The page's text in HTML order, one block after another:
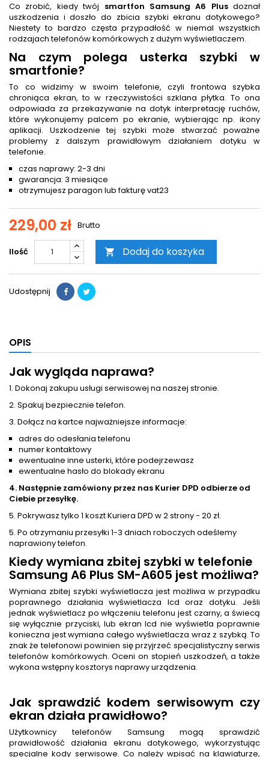
Co zrobić, kiedy twój smartfon Samsung A6 Plusdoznał
uszkodzenia i doszło do zbicia szybki ekranu dotykowego?
Niestety to bardzo częsta przypadłość w niemal wszystkich
rodzajach telefonów komórkowych z dużym wyświetlaczem.
Na czym polega usterka szybki w
smartfonie?
To co widzimy w swoim telefonie, czyli frontowa szybka
chroniąca ekran, to w rzeczywistości szklana płytka. To ona
odpowiada za przekazywanie na dotyk interpretację ruchów,
które wykonujemy palcem po ekranie, wybierając np. ikony
aplikacji. Uszkodzenie tej szybki może stwarzać poważne
problemy z dalszym prawidłowym działaniem dotyku w
telefonie.
czas naprawy: 2-3 dni
gwarancja: 3 miesiące
otrzymujesz paragon lub fakturę vat23
229,00 zł Brutto
Ilość  Dodaj do koszyka
Udostępnij
OPIS
Jak wygląda naprawa?
1. Dokonaj zakupu usługi serwisowej na naszej stronie.
2. Spakuj bezpiecznie telefon.
3. Dołącz na kartce najważniejsze informacje:
adres do odesłania telefonu
numer kontaktowy
ewentualne inne usterki, które podejrzewasz
ewentualne hasło do blokady ekranu
4. Następnie zamówiony przez nas Kurier DPD odbierze od
Ciebie przesyłkę.
5. Pokrywasz tylko 1 koszt Kuriera DPD w 2 strony - 20 zł.
5. Po otrzymaniu przesyłki 1-3 dniach roboczych odeślemy
naprawiony telefon.
Kiedy wymiana zbitej szybki w telefonie
Samsung A6 Plus SM-A605 jest możliwa?
Wymiana zbitej szybki wyświetlacza jest możliwa w przypadku
poprawnego działania wyświetlacza lcd oraz dotyku. Jeśli
jednak wyświetlacz po włączeniu telefonu jest czarny, a świecą
się wyłącznie przyciski, lub ekran lcd nie wyświetla poprawnie
konieczna jest wymiana całego wyświetlacza wraz z szybką. To
znak że telefonowi powinien się przyjrzeć specjalistyczny serwis
telefonów komórkowych. Oceni on stopień uszkodzeń, a także
wykona wstępny kosztorys naprawy urządzenia.
Jak sprawdzić kodem serwisowym czy
ekran działa prawidłowo?
Użytkownicy telefonów Samsung mogą sprawdzić
prawidłowość działania ekranu dotykowego, wykorzystując
specjalne kody serwisowe. Co należy wpisać na klawiaturze,